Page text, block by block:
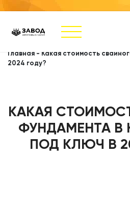
Главная - Какая стоимость
2024 году?
КАКАЯ
ФУНДАМЕНТА В
ПОД КЛЮЧ В